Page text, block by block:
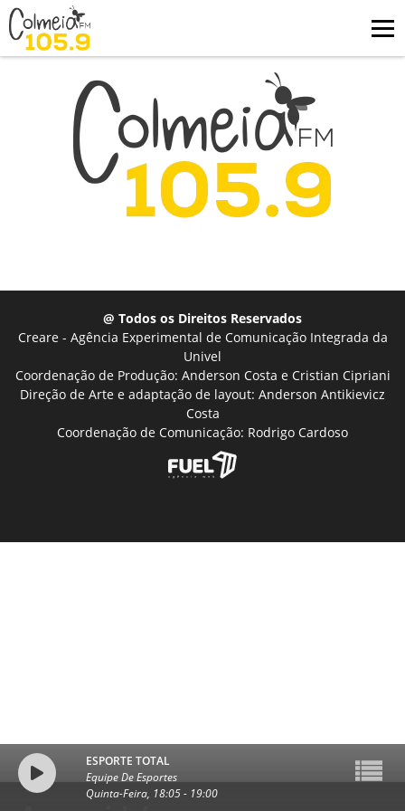
ESPORTE TOTAL
Equipe De Esportes
Quinta-Feira, 18:05- 19:00
@ Todos os Direitos Reservados
Creare - Agência Experimental de Comunicação Integrada da
Univel
Coordenação de Produção: Anderson Costa e Cristian Cipriani
Direção de Arte e adaptação de layout: Anderson Antikievicz
Costa
Coordenação de Comunicação: Rodrigo Cardoso